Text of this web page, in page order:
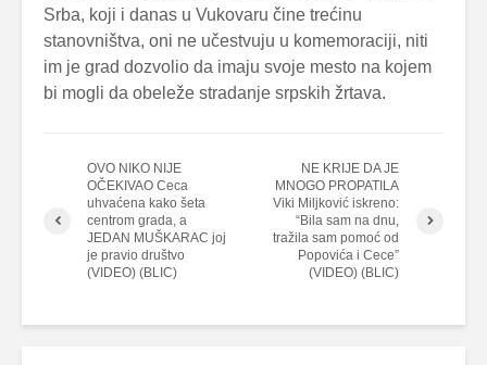
Srba, koji i danas u Vukovaru čine trećinu
stanovništva, oni ne učestvuju u komemoraciji, niti
im je grad dozvolio da imaju svoje mesto na kojem
bi mogli da obeleže stradanje srpskih žrtava.
OVO NIKO NIJE
OČEKIVAO Ceca
uhvaćena kako šeta
centrom grada, a
JEDAN MUŠKARAC joj
je pravio društvo
(VIDEO) (BLIC)
NE KRIJE DA JE
MNOGO PROPATILA
Viki Miljković iskreno:
“Bila sam na dnu,
tražila sam pomoć od
Popovića i Cece”
(VIDEO) (BLIC)